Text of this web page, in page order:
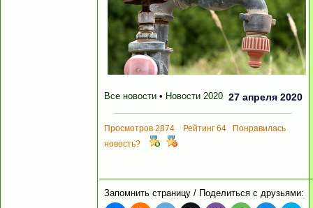
Все новости • Новости 2020 27 апреля 2020
Просмотров 2874 Рейтинг 64 Понравилась
новость?
Запомнить страницу / Поделиться с друзьями: